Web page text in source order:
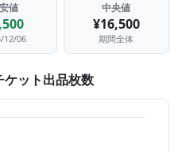
値
12/06
中央値
¥16,500
期間全体
ケット出品枚数